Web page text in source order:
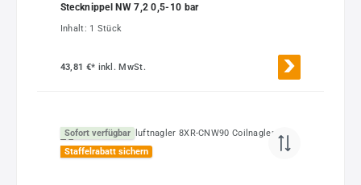
Stecknippel NW 7,2 0,5-10 bar
Inhalt: 1 Stück
43,81 €* inkl. MwSt.
Sofort verfügbar
Staffelrabatt sichern